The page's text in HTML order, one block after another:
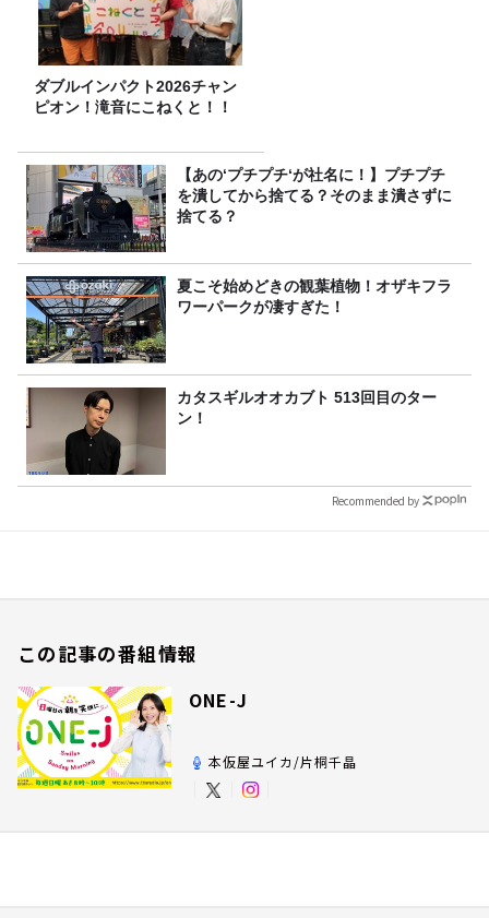
ダブルインパクト2026チャン
ピオン！滝音にこねくと！！
【あの‘プチプチ‘が社名に！】プチプチ
を潰してから捨てる？そのまま潰さずに
捨てる？
夏こそ始めどきの観葉植物！オザキフラ
ワーパークが凄すぎた！
カタスギルオオカブト 513回目のター
ン！
Recommended by
この記事の番組情報
ONE-J
本仮屋ユイカ/片桐千晶